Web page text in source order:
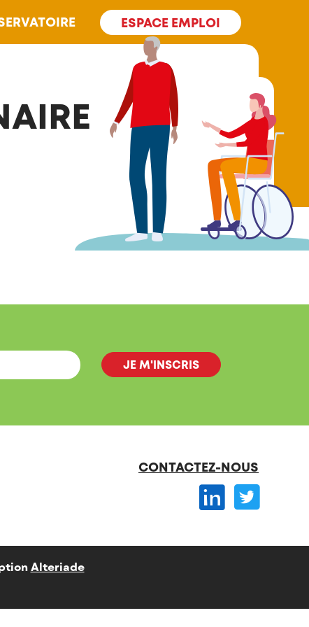
ESPACE EMPLOI
CONTACTEZ-NOUS
Alteriade